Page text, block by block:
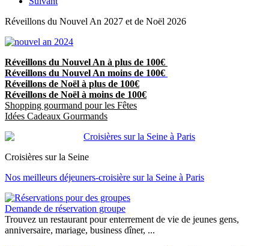
Réveillons du Nouvel An 2027 et de Noël 2026
Réveillons du Nouvel An à plus de 100€
Réveillons du Nouvel An moins de 100€
Réveillons de Noël à plus de 100€
Réveillons de Noël à moins de 100€
Shopping gourmand pour les Fêtes
Idées Cadeaux Gourmands
Croisières sur la Seine
Nos meilleurs déjeuners-croisière sur la Seine à Paris
Demande de réservation groupe
Trouvez un restaurant pour enterrement de vie de jeunes gens,
anniversaire, mariage, business dîner, ...